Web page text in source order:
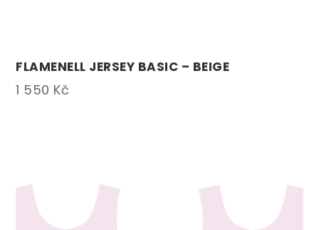
FLAMENELL JERSEY BASIC – BEIGE
1 550 Kč